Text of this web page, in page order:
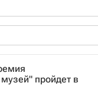
пройдет в